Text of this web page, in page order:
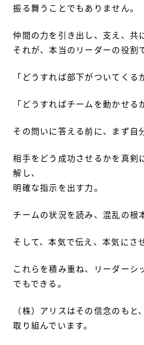
振る舞うことでもありません。
仲間の力を引き出し、支え、共
それが、本当のリーダーの役割
「どうすれば部下がついてくる
「どうすればチームを動かせる
その問いに答える前に、まず自
相手をどう成功させるかを真剣
解し、
明確な指示を出す力。
チームの状況を読み、混乱の根
そして、本気で伝え、本気にさ
これらを積み重ね、リーダーシ
でもできる。
（株）アリスはその信念のも
取り組んでいます。